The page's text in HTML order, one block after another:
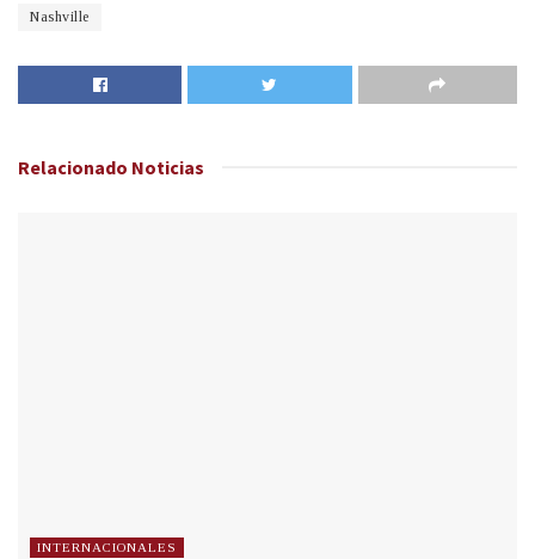
Nashville
Relacionado Noticias
INTERNACIONALES